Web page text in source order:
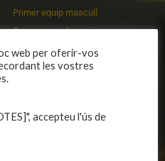
Primer equip masculí
Primer equip femení
Equips masculins
Equips femenins
Patrocinadors
web per oferir-vos
les vostres
accepteu l'ús de